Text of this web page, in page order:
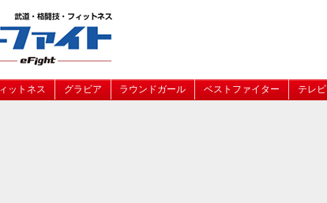
ットネス グラビア ラウンドガール ベストファイター テレビ